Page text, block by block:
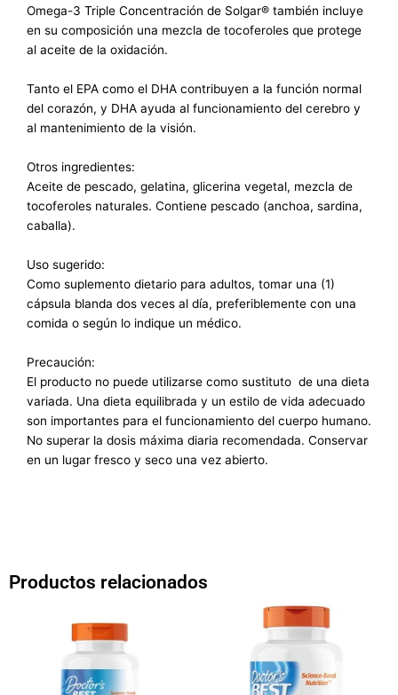
Omega-3 Triple Concentración de Solgar® también incluye
en su composición una mezcla de tocoferoles que protege
al aceite de la oxidación.
Tanto el EPA como el DHA contribuyen a la función normal
del corazón, y DHA ayuda al funcionamiento del cerebro y
al mantenimiento de la visión.
Otros ingredientes:
Aceite de pescado, gelatina, glicerina vegetal, mezcla de
tocoferoles naturales. Contiene pescado (anchoa, sardina,
caballa).
Uso sugerido:
Como suplemento dietario para adultos, tomar una (1)
cápsula blanda dos veces al día, preferiblemente con una
comida o según lo indique un médico.
Precaución:
El producto no puede utilizarse como sustituto de una dieta
variada. Una dieta equilibrada y un estilo de vida adecuado
son importantes para el funcionamiento del cuerpo humano.
No superar la dosis máxima diaria recomendada. Conservar
en un lugar fresco y seco una vez abierto.
Productos relacionados